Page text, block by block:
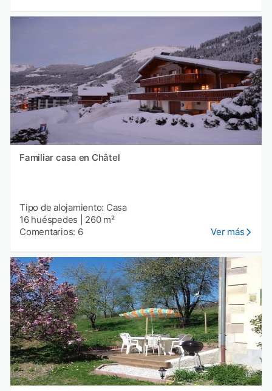
Familiar casa en Châtel
Tipo de alojamiento: Casa
16 huéspedes
260 m²
Comentarios: 6
Ver más